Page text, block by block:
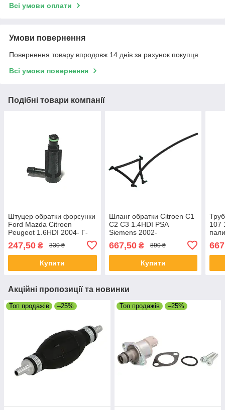
Всі умови оплати
Умови повернення
Повернення товару впродовж 14 днів за рахунок покупця
Всі умови повернення
Подібні товари компанії
Штуцер обратки форсунки
Ford Mazda Citroen
Peugeot 1.6HDI 2004- Г-
подібний система Bosch
247,50 ₴ 330 ₴
Купити
Шланг обратки Citroen C1
C2 C3 1.4HDI PSA
Siemens 2002-
667,50₴ 890 ₴
Купити
107
Акційні пропозиції та новинки
Топ продажів –25% Топ продажів –25%